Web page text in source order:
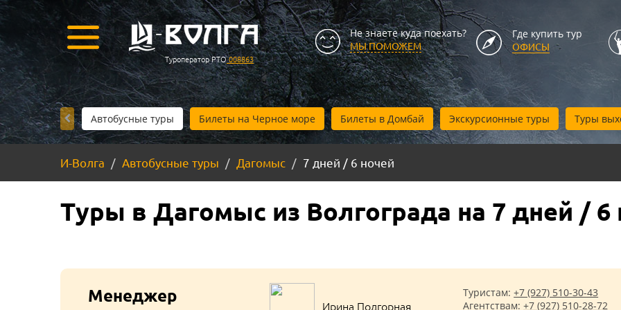
Туроператор РТО008863
Не знаете куда поехать?
МЫ ПОМОЖЕМ
Где купить тур
ОФИСЫ
Автобусные туры Билеты на Черное море Билеты в Домбай Экскурсионные туры Туры
И-Волга Автобусные туры Дагомыс 7 дней / 6 ночей
Туры в Дагомыс из Волгограда на 7 дней / 6
Менеджер
Ирина Подгорная
Туристам:+7 (927) 510-30-43
Агентствам:+7 (927) 510-28-72